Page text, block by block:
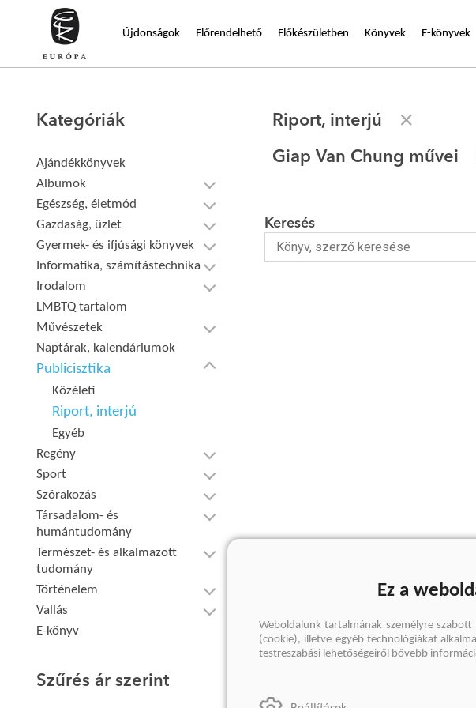
Újdonságok Előrendelhető Előkészületben Könyvek E-könyvek
Kategóriák
Ajándékkönyvek
Albumok
Egészség, életmód
Gazdaság, üzlet
Gyermek- és ifjúsági könyvek
Informatika, számítástechnika
Irodalom
LMBTQ tartalom
Művészetek
Naptárak, kalendáriumok
Publicisztika
Közéleti
Riport, interjú
Egyéb
Regény
Sport
Szórakozás
Társadalom- és
humántudomány
Természet- és alkalmazott
tudomány
Történelem
Vallás
E-könyv
Szűrés ár szerint
Riport, interjú
Giap Van Chung művei
Keresés
Ez a
Weboldalunk tartalmának személyre
(cookie), illetve egyéb technológiákat
testreszabási lehetőségeiről bővebb